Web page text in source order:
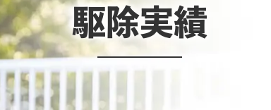
駆除実績